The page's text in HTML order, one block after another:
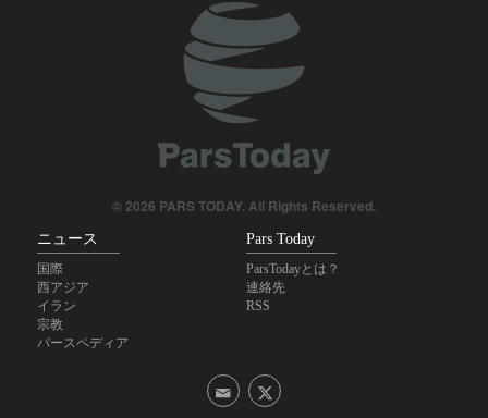
イエメン抵抗組織幹部；「安保理の声明は注目に値せず」
イラン大統領；「我々の戦士らは世界を驚愕させた」
© 2026 PARS TODAY. All Rights Reserved.
ニュース
国際
西アジア
イラン
宗教
パースペディア
Pars Today
ParsTodayとは？
連絡先
RSS